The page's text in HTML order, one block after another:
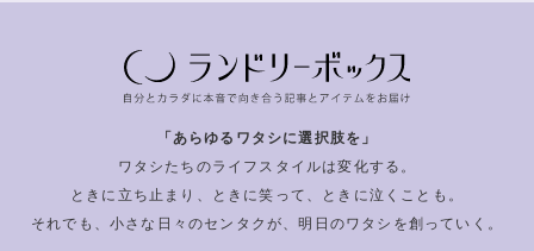
「あらゆるワタシに選択肢を」
ワタシたちのライフスタイルは変化する。
ときに立ち止まり、ときに笑って、ときに泣くことも。
それでも、小さな日々のセンタクが、明日のワタシを創っていく。